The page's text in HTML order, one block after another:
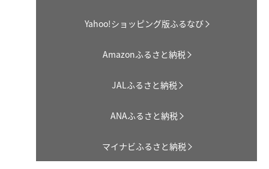
Yahoo!ショッピング版ふるなび
Amazonふるさと納税
JALふるさと納税
ANAふるさと納税
マイナビふるさと納税